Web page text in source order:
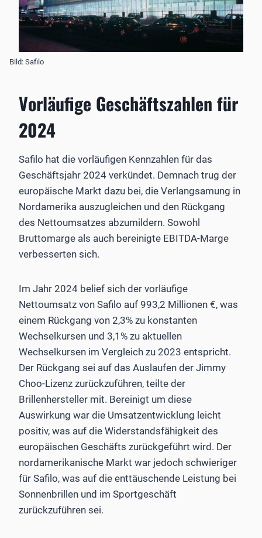
Bild: Safilo
Vorläufige Geschäftszahlen für
2024
Safilo hat die vorläufigen Kennzahlen für das
Geschäftsjahr 2024 verkündet. Demnach trug der
europäische Markt dazu bei, die Verlangsamung in
Nordamerika auszugleichen und den Rückgang
des Nettoumsatzes abzumildern. Sowohl
Bruttomarge als auch bereinigte EBITDA-Marge
verbesserten sich.
Im Jahr 2024 belief sich der vorläufige
Nettoumsatz von Safilo auf 993,2 Millionen €, was
einem Rückgang von 2,3% zu konstanten
Wechselkursen und 3,1% zu aktuellen
Wechselkursen im Vergleich zu 2023 entspricht.
Der Rückgang sei auf das Auslaufen der Jimmy
Choo-Lizenz zurückzuführen, teilte der
Brillenhersteller mit. Bereinigt um diese
Auswirkung war die Umsatzentwicklung leicht
positiv, was auf die Widerstandsfähigkeit des
europäischen Geschäfts zurückgeführt wird. Der
nordamerikanische Markt war jedoch schwieriger
für Safilo, was auf die enttäuschende Leistung bei
Sonnenbrillen und im Sportgeschäft
zurückzuführen sei.